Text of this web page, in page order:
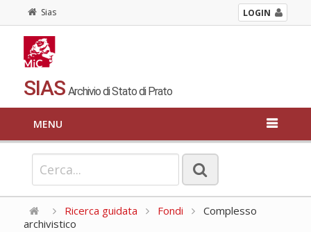
Sias LOGIN
SIAS Archivio di Stato di Prato
MENU
Ricerca guidata Fondi
Complesso
archivistico